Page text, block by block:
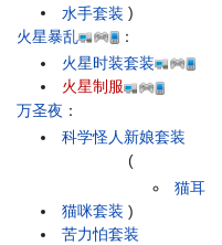
水手套装 )
火星暴乱
：
火星时装套装
火星制服
万圣夜 ：
科学怪人新娘套装
猫咪套装
(
猫耳
)
苦力怕套装